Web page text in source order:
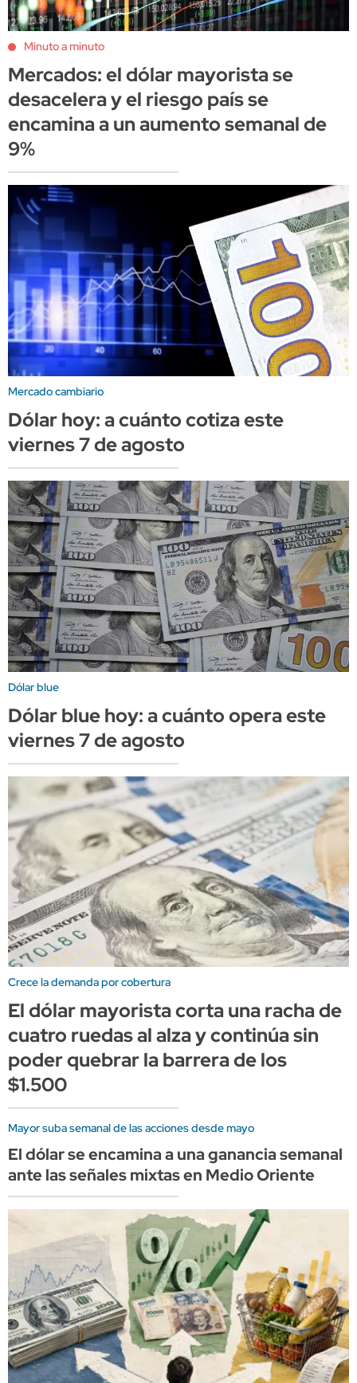
Minuto a minuto
Mercados: el dólar mayorista se
desacelera y el riesgo país se
encamina a un aumento semanal de
9%
Mercado cambiario
Dólar hoy: a cuánto cotiza este
viernes 7 de agosto
Dólar blue
Dólar blue hoy: a cuánto opera este
viernes 7 de agosto
Crece la demanda por cobertura
El dólar mayorista corta una racha de
cuatro ruedas al alza y continúa sin
poder quebrar la barrera de los
$1.500
Mayor suba semanal de las acciones desde mayo
El dólar se encamina a una ganancia semanal
ante las señales mixtas en Medio Oriente